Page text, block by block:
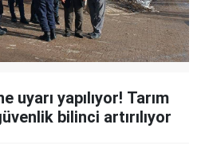
uyarı yapılıyor! Tarım
bilinci artırılıyor